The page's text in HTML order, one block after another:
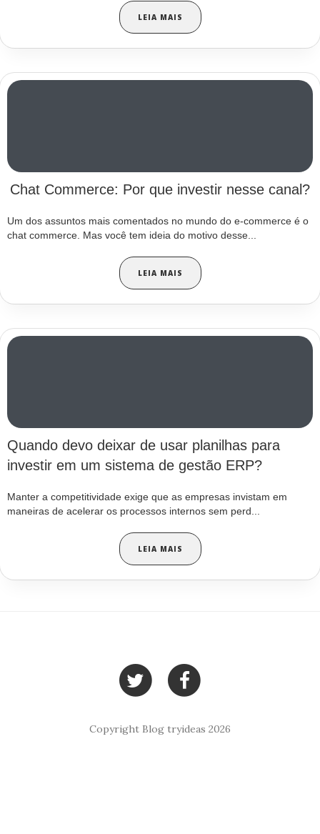
LEIA MAIS
Chat Commerce: Por que investir nesse canal?
Um dos assuntos mais comentados no mundo do e-commerce é o
chat commerce. Mas você tem ideia do motivo desse...
LEIA MAIS
Quando devo deixar de usar planilhas para
investir em um sistema de gestão ERP?
Manter a competitividade exige que as empresas invistam em
maneiras de acelerar os processos internos sem perd...
LEIA MAIS
Copyright Blog tryideas 2026